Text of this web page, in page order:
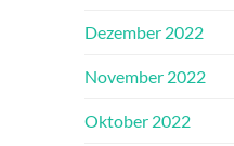
Dezember 2022
November 2022
Oktober 2022